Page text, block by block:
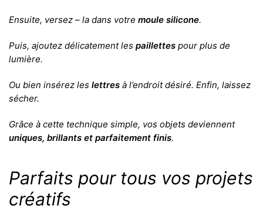
Ensuite, versez – la dans votre moule silicone.
Puis, ajoutez délicatement les paillettes pour plus de
lumière.
Ou bien insérez les lettres à l’endroit désiré. Enfin, laissez
sécher.
Grâce à cette technique simple, vos objets deviennent
uniques, brillants et parfaitement finis.
Parfaits pour tous vos projets
créatifs